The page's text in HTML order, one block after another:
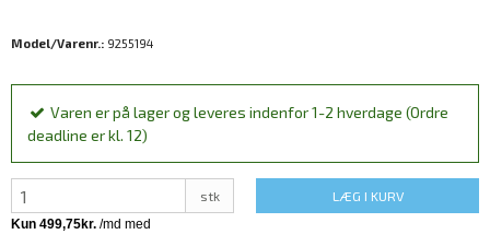
Model/Varenr.: 9255194
Varen er på lager og leveres indenfor 1-2 hverdage (Ordre
deadline er kl. 12)
stk LÆG I KURV